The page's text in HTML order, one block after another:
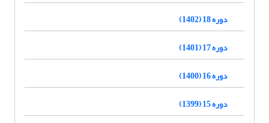
دوره 18 (1402)
دوره 17 (1401)
دوره 16 (1400)
دوره 15 (1399)